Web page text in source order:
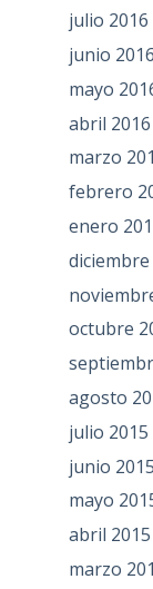
julio 2016
junio 2016
mayo
abril 2016
marzo
febrero
enero
diciembre
octubre
agosto
julio 2015
junio 2015
mayo
abril 2015
marzo